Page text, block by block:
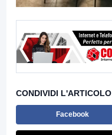
CONDIVIDI L'ARTICOLO
Facebook